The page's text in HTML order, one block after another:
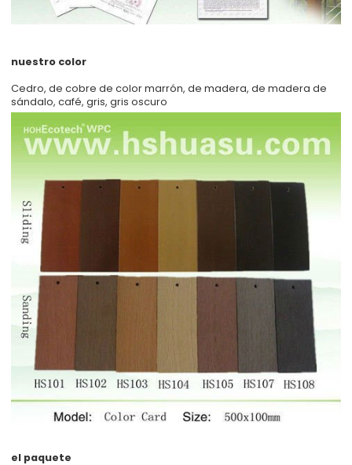
nuestro color
Cedro, de cobre de color marrón, de madera, de madera de
sándalo, café, gris, gris oscuro
el paquete